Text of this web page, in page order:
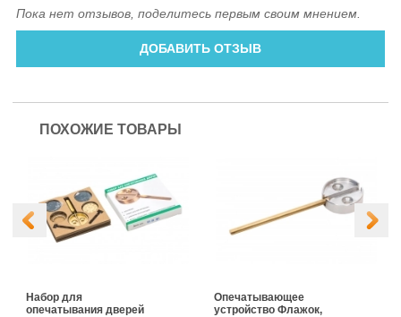
Пока нет отзывов, поделитесь первым своим мнением.
ДОБАВИТЬ ОТЗЫВ
ПОХОЖИЕ ТОВАРЫ
Набор для
опечатывания дверей
Опечатывающее
устройство Флажок,